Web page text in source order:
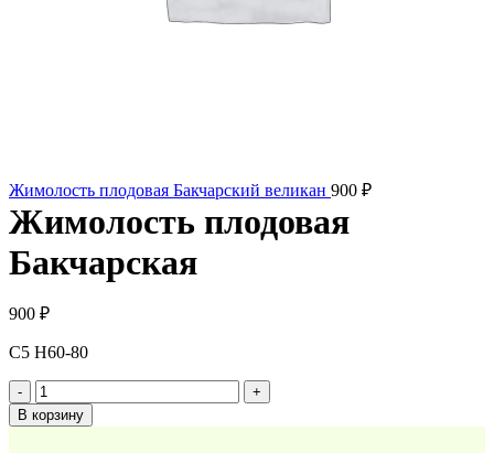
Жимолость плодовая Бакчарский великан 900 ₽
Жимолость плодовая
Бакчарская
900 ₽
С5 Н60-80
Количество
товара
Жимолость
В корзину